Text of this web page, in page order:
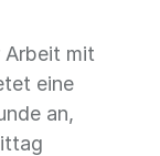
Arbeit mit
eine
an,